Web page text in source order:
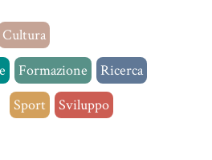
Cultura
Formazione
Ricerca
Sport
Sviluppo